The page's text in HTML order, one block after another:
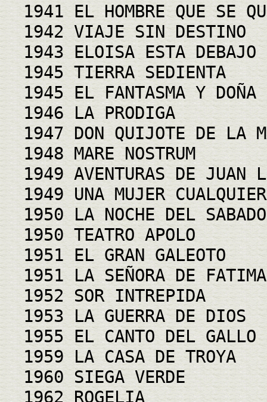
1941 EL HOMBRE QUE SE
1942 VIAJE SIN DESTINO
1943 ELOISA ESTA DEBAJO
1945 TIERRA SEDIENTA
1945 EL FANTASMA Y DOÑA
1946 LA PRODIGA
1947 DON QUIJOTE DE LA
1948 MARE NOSTRUM
1949 AVENTURAS DE JUAN
1949 UNA MUJER
1950 LA NOCHE DEL SABADO
1950 TEATRO APOLO
1951 EL GRAN GALEOTO
1951 LA SEÑORA DE FATIMA
1952 SOR INTREPIDA
1953 LA GUERRA DE DIOS
1955 EL CANTO DEL GALLO
1959 LA CASA DE TROYA
1960 SIEGA VERDE
1962 ROGELIA